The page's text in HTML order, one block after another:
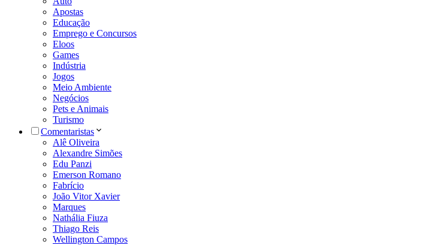
Apostas
Educação
Emprego e Concursos
Eloos
Games
Indústria
Jogos
Meio Ambiente
Negócios
Pets e Animais
Turismo
Comentaristas
Alê Oliveira
Alexandre Simões
Edu Panzi
Emerson Romano
Fabrício
João Vitor Xavier
Marques
Nathália Fiuza
Thiago Reis
Wellington Campos